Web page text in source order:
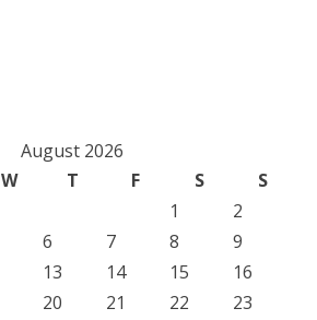
August 2026
W T F S
S
1
2
6 7 8
9
13 14 15
16
20 21 22
23